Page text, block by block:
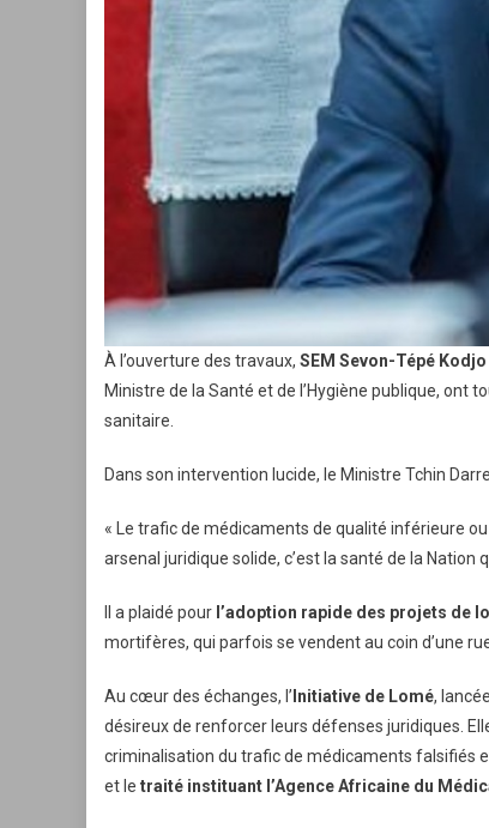
À l’ouverture des travaux, SEM Sevon-Tépé
Ministre de la Santé et de l’Hygiène publique, ont
sanitaire.
Dans son intervention lucide, le Ministre Tchin
« Le trafic de médicaments de qualité inférieure
arsenal juridique solide, c’est la santé de la Nation
Il a plaidé pour l’adoption rapide des projets de
mortifères, qui parfois se vendent au coin d’une
Au cœur des échanges, l’ Initiative de Lomé,
désireux de renforcer leurs défenses juridiques.
criminalisation du trafic de médicaments falsifiés
et le traité instituant l’Agence Africaine du